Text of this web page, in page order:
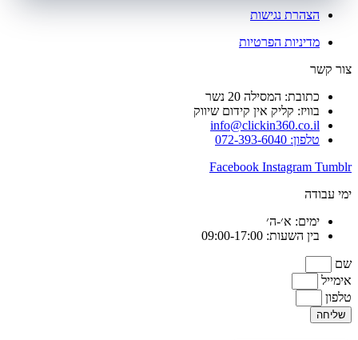
הצהרת נגישות
מדיניות הפרטיות
צור קשר
כתובת: המסילה 20 נשר
בוויז: קליק אין קידום שיווק
info@clickin360.co.il
טלפון: 072-393-6040
Facebook Instagram Tumblr
ימי עבודה
ימים: א׳-ה׳
בין השעות: 09:00-17:00
שם
אימייל
טלפון
שליחה